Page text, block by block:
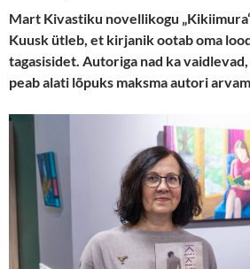
Mart Kivastiku novellikogu
Kuusk ütleb, et kirjanik ootab oma
tagasisidet. Autoriga nad ka
peab alati lõpuks maksma autori